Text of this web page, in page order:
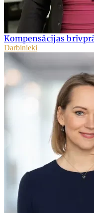
Kompensācijas
Darbinieki